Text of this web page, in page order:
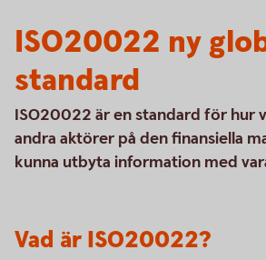
ISO20022 ny
standard
ISO20022 är en standard för hur
andra aktörer på den finansiella
kunna utbyta information med
Vad är ISO20022?